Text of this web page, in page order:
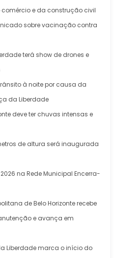
e da construção civil
sobre vacinação contra
terá show de drones e
à noite por causa da
da Liberdade
deve ter chuvas intensas e
de altura será inaugurada
na Rede Municipal Encerra-
de Belo Horizonte recebe
e avança em
Liberdade marca o início do